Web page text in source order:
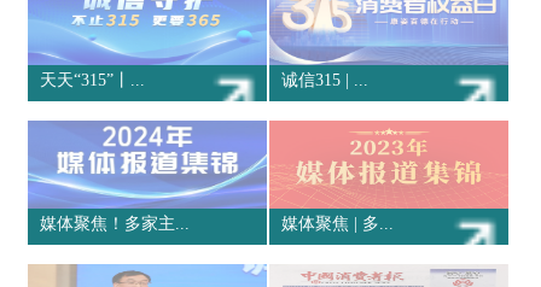
天天“315”丨... 诚信315 | ...
媒体聚焦！多家主... 媒体聚焦 | 多...